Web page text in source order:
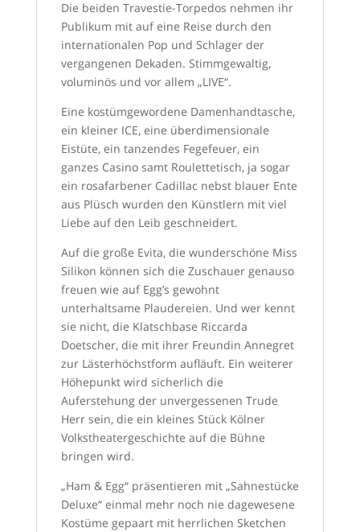
Die beiden Travestie-Torpedos nehmen ihr
Publikum mit auf eine Reise durch den
internationalen Pop und Schlager der
vergangenen Dekaden. Stimmgewaltig,
voluminös und vor allem „LIVE“.
Eine kostümgewordene Damenhandtasche,
ein kleiner ICE, eine überdimensionale
Eistüte, ein tanzendes Fegefeuer, ein
ganzes Casino samt Roulettetisch, ja sogar
ein rosafarbener Cadillac nebst blauer Ente
aus Plüsch wurden den Künstlern mit viel
Liebe auf den Leib geschneidert.
Auf die große Evita, die wunderschöne Miss
Silikon können sich die Zuschauer genauso
freuen wie auf Egg’s gewohnt
unterhaltsame Plaudereien. Und wer kennt
sie nicht, die Klatschbase Riccarda
Doetscher, die mit ihrer Freundin Annegret
zur Lästerhöchstform aufläuft. Ein weiterer
Höhepunkt wird sicherlich die
Auferstehung der unvergessenen Trude
Herr sein, die ein kleines Stück Kölner
Volkstheatergeschichte auf die Bühne
bringen wird.
„Ham & Egg“ präsentieren mit „Sahnestücke
Deluxe“ einmal mehr noch nie dagewesene
Kostüme gepaart mit herrlichen Sketchen